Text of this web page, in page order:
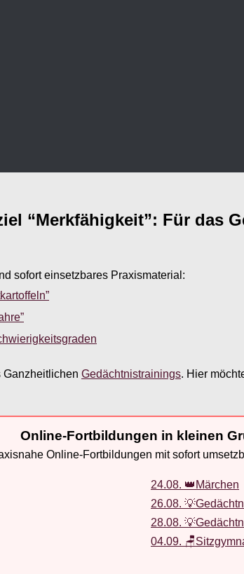
“Merkfähigkeit”: Für das
sofort einsetzbares Praxismaterial:
Ganzheitlichen Gedächtnistrainings. Hier
Online-Fortbildungen in kleinen
Online-Fortbildungen mit sofort
24.08. 👑Märchen
26.08.
28.08.
04.09.